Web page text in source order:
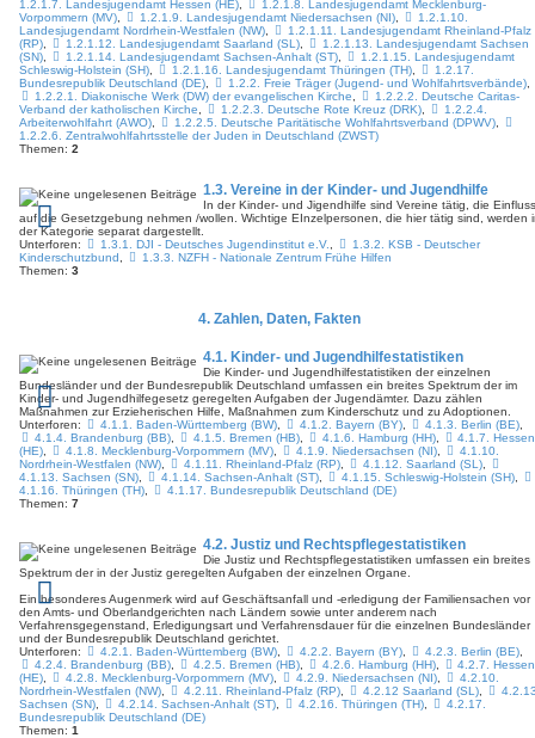
Date: So 5. Mai 2024, 15:19
Views: 3963 Duration:
Date: So 5. Mai 2024, 15:18
Views: 4289 Duration:
Author:kjh-mov
Category:
Vera Birkenbihl
Date: So 5. Mai 2024, 15:09
Views: 4610 Duration:
Author:kjh-mov
Category:Vera Birkenbihl
Date: So 5. Mai 2024, 15:03
Views: 3894 Duration:
1.2.1.7. Landesjugendamt Hessen (HE)
1.2.1.8. Landesjugendamt Mecklenburg-
Vorpommern (MV)
1.2.1.9. Landesjugendamt Niedersachsen (NI),
1.2.1.10.
Landesjugendamt Nordrhein-Westfalen (NW)
1.2.1.11. Landesjugendamt Rheinland-Pfalz
(RP)
1.2.1.12. Landesjugendamt Saarland (SL),
1.2.1.13. Landesjugendamt Sachsen
(SN)
1.2.1.14. Landesjugendamt Sachsen-Anhalt (ST),
1.2.1.15. Landesjugendamt
Schleswig-Holstein (SH)
1.2.1.16. Landesjugendamt Thüringen (TH),
1.2.17.
Bundesrepublik Deutschland (DE)
1.2.2. Freie Träger (Jugend- und Wohlfahrtsverbände),
1.2.2.1. Diakonische Werk (DW) der evangelischen Kirche
1.2.2.2. Deutsche Caritas-
Verband der katholischen Kirche
1.2.2.3. Deutsche Rote Kreuz (DRK),
1.2.2.4.
Arbeiterwohlfahrt (AWO)
1.2.2.5. Deutsche Paritätische Wohlfahrtsverband (DPWV),
1.2.2.6. Zentralwohlfahrtsstelle der Juden in Deutschland (ZWST)
Themen: 2
1.3. Vereine in der Kinder- und Jugendhilfe
In der Kinder- und Jigendhilfe sind Vereine tätig, die Einfluss
auf die Gesetzgebung nehmen /wollen. Wichtige EInzelpersonen, die hier tätig sind, werden
der Kategorie separat dargestellt.
Unterforen:
1.3.1. DJI - Deutsches Jugendinstitut e.V.
1.3.2. KSB - Deutscher
Kinderschutzbund
1.3.3. NZFH - Nationale Zentrum Frühe Hilfen
Themen: 3
4. Zahlen, Daten, Fakten
4.1. Kinder- und Jugendhilfestatistiken
Die Kinder- und Jugendhilfestatistiken der einzelnen
Bundesländer und der Bundesrepublik Deutschland umfassen ein breites Spektrum der im
Kinder- und Jugend­hilfe­gesetz ge­regel­ten Aufgaben der Jugend­ämter. Dazu zählen
Maßnahmen zur Erzieherischen Hilfe, Maßnahmen zum Kinder­schutz und zu Adoptionen.
Unterforen:
4.1.1. Baden-Württemberg (BW), 4.1.2. Bayern (BY), 4.1.3. Berlin (BE),
4.1.4. Brandenburg (BB), 4.1.5. Bremen (HB), 4.1.6. Hamburg (HH),
4.1.7. Hessen
(HE)
4.1.8. Mecklenburg-Vorpommern (MV), 4.1.9. Niedersachsen (NI),
4.1.10.
Nordrhein-Westfalen (NW)
4.1.11. Rheinland-Pfalz (RP), 4.1.12. Saarland (SL),
4.1.13. Sachsen (SN)
4.1.14. Sachsen-Anhalt (ST), 4.1.15. Schleswig-Holstein (SH),
4.1.16. Thüringen (TH)
4.1.17. Bundesrepublik Deutschland (DE)
Themen: 7
4.2. Justiz und Rechtspflegestatistiken
Die Justiz und Rechtspflegestatistiken umfassen ein breites
Spektrum der in der Justiz ge­regel­ten Aufgaben der einzelnen Organe.
Ein besonderes Augenmerk wird auf Geschäftsanfall und -erledigung der Familiensachen vor
den Amts- und Oberlandgerichten nach Ländern sowie unter anderem nach
Verfahrensgegenstand, Erledigungsart und Verfahrensdauer für die einzelnen Bundesländer
und der Bundesrepublik Deutschland gerichtet.
Unterforen:
4.2.1. Baden-Württemberg (BW), 4.2.2. Bayern (BY), 4.2.3. Berlin (BE),
4.2.4. Brandenburg (BB), 4.2.5. Bremen (HB), 4.2.6. Hamburg (HH),
4.2.7. Hessen
(HE)
4.2.8. Mecklenburg-Vorpommern (MV), 4.2.9. Niedersachsen (NI),
4.2.10.
Nordrhein-Westfalen (NW)
4.2.11. Rheinland-Pfalz (RP), 4.2.12 Saarland (SL),
Sachsen (SN)
4.2.14. Sachsen-Anhalt (ST), 4.2.16. Thüringen (TH),
4.2.17.
Bundesrepublik Deutschland (DE)
Themen: 1